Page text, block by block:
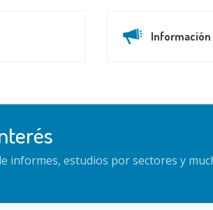
Información
informes, estudios por sectores y